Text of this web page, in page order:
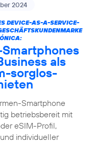
2024
DEVICE-AS-A-SERVICE-
als
sorglos-
Smartphone
betriebsbereit mit
eSIM-Profil,
individueller